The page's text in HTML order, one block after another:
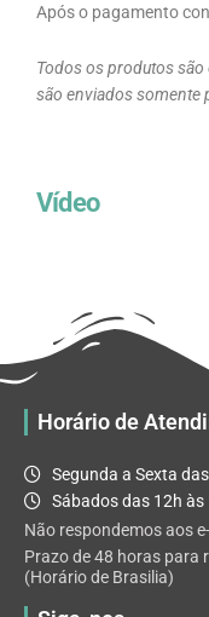
Após o pagamento
Todos os produtos
são enviados somente
Vídeo
Horário de
Segunda a Sexta
Sábados das 12h às
Não respondemos aos
Prazo de 48 horas para
(Horário de Brasilia)